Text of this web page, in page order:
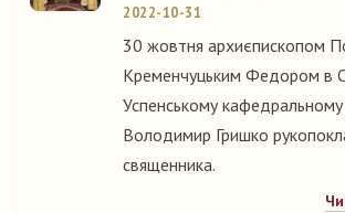
2022-10-31
30 жовтня архиєпископом
Кременчуцьким Федором в
Успенському кафедральному
Володимир Гришко
священника.